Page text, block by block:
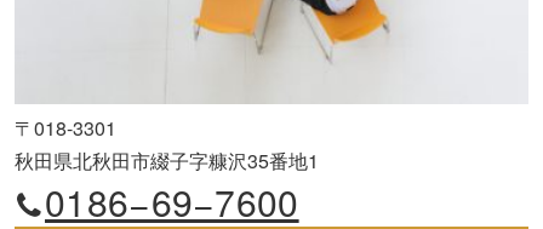
〒018-3301
秋田県北秋田市綴子字糠沢35番地1
0186−69−7600